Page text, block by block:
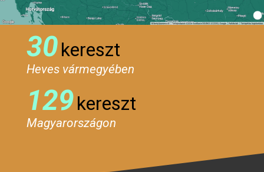
30kereszt
Heves vármegyében
129kereszt
Magyarországon